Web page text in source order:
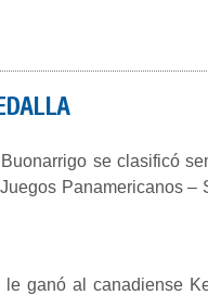
se clasificó
Panamericanos –
ganó al canadiense